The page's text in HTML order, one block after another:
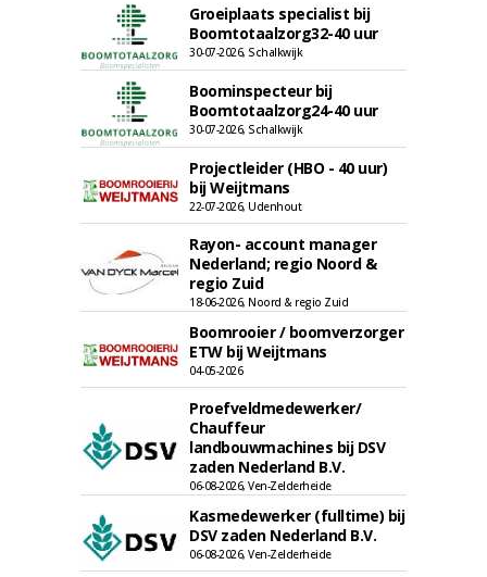
Groeiplaats specialist bij
Boomtotaalzorg32-40 uur
30-07-2026, Schalkwijk
Boominspecteur bij
Boomtotaalzorg24-40 uur
30-07-2026, Schalkwijk
Projectleider (HBO - 40 uur)
bij Weijtmans
22-07-2026, Udenhout
Rayon- account manager
Nederland; regio Noord &
regio Zuid
18-06-2026, Noord & regio Zuid
Boomrooier / boomverzorger
ETW bij Weijtmans
04-05-2026
Proefveldmedewerker/
Chauffeur
landbouwmachines bij DSV
zaden Nederland B.V.
06-08-2026, Ven-Zelderheide
Kasmedewerker (fulltime) bij
DSV zaden Nederland B.V.
06-08-2026, Ven-Zelderheide